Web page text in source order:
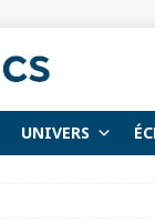
UNIVERS